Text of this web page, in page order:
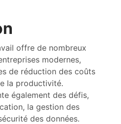
offre de nombreux
modernes,
de réduction des coûts
la productivité.
également des défis,
la gestion des
des données.